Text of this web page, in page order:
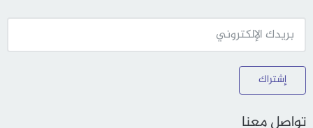
إشتراك
تواصل معنا